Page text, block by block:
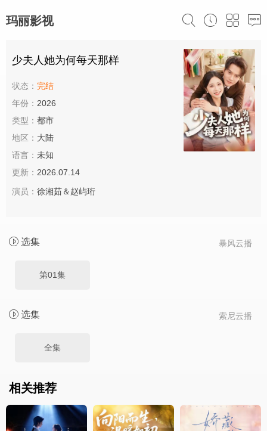
玛丽影视
少夫人她为何每天那样
状态： 完结
年份： 2026
类型： 都市
地区： 大陆
语言： 未知
更新： 2026.07.14
演员： 徐湘茹＆赵屿珩
暴风云播
选集
第01集
索尼云播
选集
全集
相关推荐